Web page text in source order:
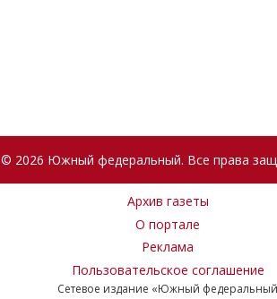
© 2026 Южный федеральный. Все права
Архив газеты
О портале
Реклама
Пользовательское соглашение
Сетевое издание «Южный